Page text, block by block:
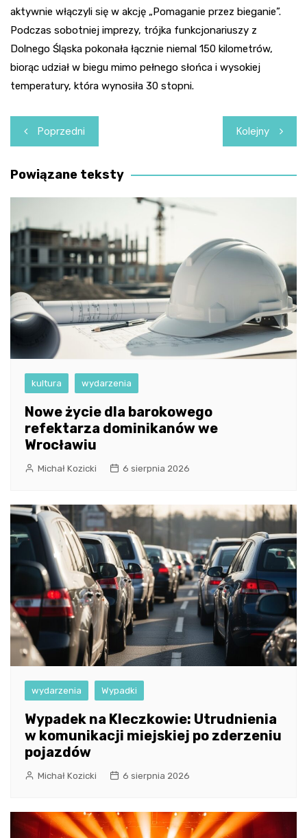
aktywnie włączyli się w akcję „Pomaganie przez bieganie”.
Podczas sobotniej imprezy, trójka funkcjonariuszy z
Dolnego Śląska pokonała łącznie niemal 150 kilometrów,
biorąc udział w biegu mimo pełnego słońca i wysokiej
temperatury, która wynosiła 30 stopni.
Nawigacja
wpisu
Poprzedni Kolejny
Powiązane teksty
kultura wydarzenia
Nowe życie dla barokowego
refektarza dominikanów we
Wrocławiu
Michał Kozicki 6 sierpnia 2026
wydarzenia Wypadki
Wypadek na Kleczkowie: Utrudnienia
w komunikacji miejskiej po zderzeniu
pojazdów
Michał Kozicki 6 sierpnia 2026